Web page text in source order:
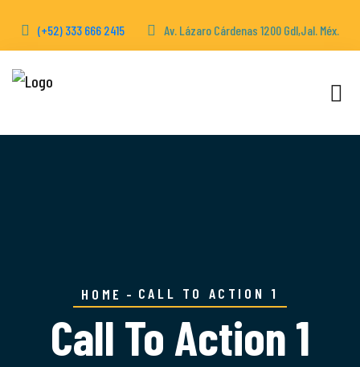
(+52) 333 666 2415 Av. Lázaro Cárdenas 1200 Gdl,Jal. Méx.
HOME CALL TO ACTION 1
Call To Action 1